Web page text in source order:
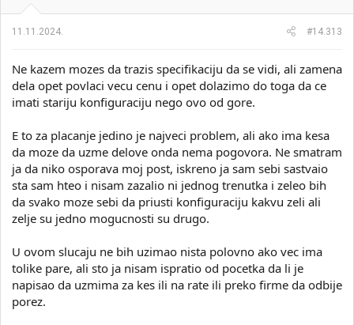
:
11.11.2024. #14.313
Ne kazem mozes da trazis specifikaciju da se vidi, ali zamena
dela opet povlaci vecu cenu i opet dolazimo do toga da ce
imati stariju konfiguraciju nego ovo od gore.
E to za placanje jedino je najveci problem, ali ako ima kesa
da moze da uzme delove onda nema pogovora. Ne smatram
ja da niko osporava moj post, iskreno ja sam sebi sastvaio
sta sam hteo i nisam zazalio ni jednog trenutka i zeleo bih
da svako moze sebi da priusti konfiguraciju kakvu zeli ali
zelje su jedno mogucnosti su drugo.
U ovom slucaju ne bih uzimao nista polovno ako vec ima
tolike pare, ali sto ja nisam ispratio od pocetka da li je
napisao da uzmima za kes ili na rate ili preko firme da odbije
porez.